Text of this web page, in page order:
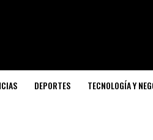
DEPORTES TECNOLOGÍA Y